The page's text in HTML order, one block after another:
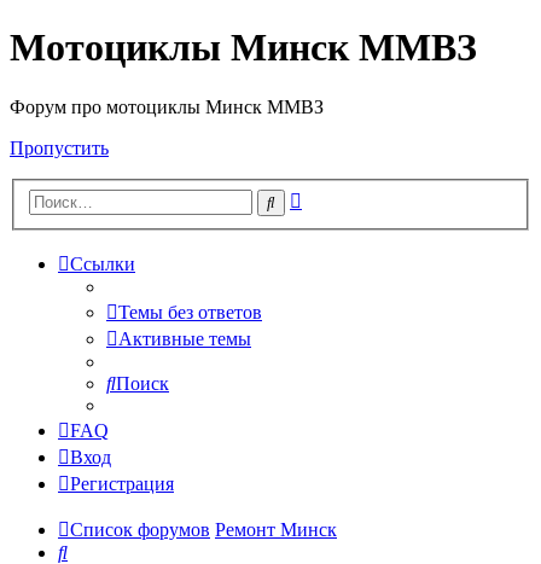
Мотоциклы Минск ММВЗ
Форум про мотоциклы Минск ММВЗ
Пропустить
Поиск
Ссылки
Темы без ответов
Активные темы
Поиск
FAQ
Вход
Регистрация
Список форумов Ремонт Минск
Поиск